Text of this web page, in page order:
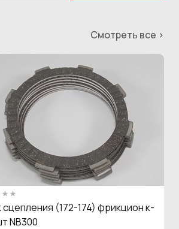
Смотреть все >
сцепления (172-174) фрикцион к-
NB300